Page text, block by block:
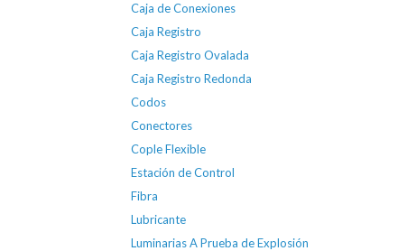
Caja de Conexiones
Caja Registro
Caja Registro Ovalada
Caja Registro Redonda
Codos
Conectores
Cople Flexible
Estación de Control
Fibra
Lubricante
Luminarias A Prueba de Explosión